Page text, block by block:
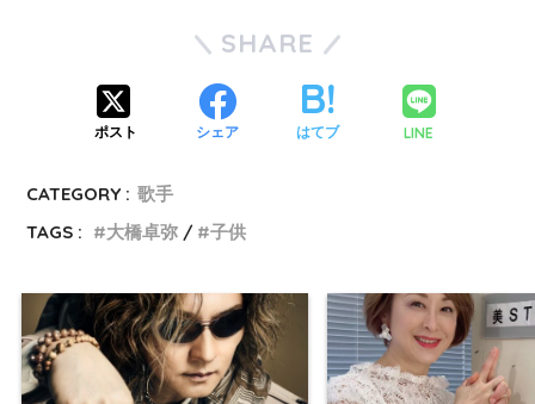
SHARE
ポスト シェア はてブ LINE
CATEGORY : 歌手
TAGS :
大橋卓弥 子供